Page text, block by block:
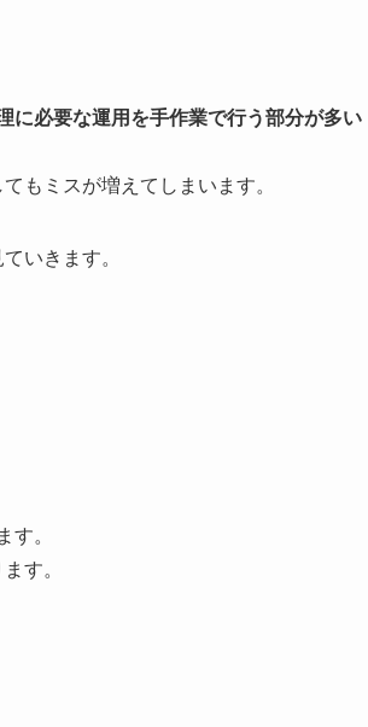
に必要な運用を手作業で行う部分が多い
もミスが増えてしまいます。
いきます。
す。
す。